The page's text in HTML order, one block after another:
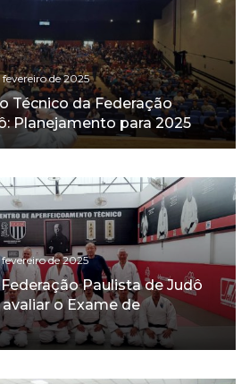
fevereiro de 2025
Técnico da Federação
Planejamento para 2025
fevereiro de 2025
Paulista de Judô
o Exame de